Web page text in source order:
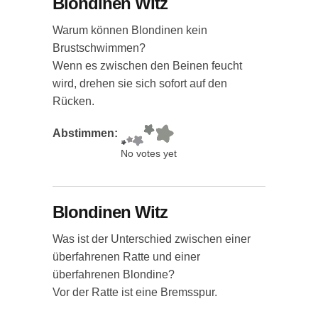
Warum können Blondinen kein
Brustschwimmen?
Wenn es zwischen den Beinen feucht
wird, drehen sie sich sofort auf den
Rücken.
Abstimmen:
No votes yet
Blondinen Witz
Was ist der Unterschied zwischen einer
überfahrenen Ratte und einer
überfahrenen Blondine?
Vor der Ratte ist eine Bremsspur.